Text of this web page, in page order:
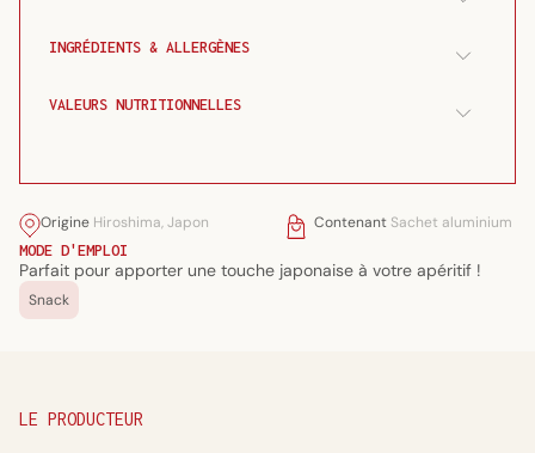
INGRÉDIENTS & ALLERGÈNES
VALEURS NUTRITIONNELLES
Origine Hiroshima, Japon Contenant Sachet aluminium
MODE D'EMPLOI
Parfait pour apporter une touche japonaise à votre apéritif !
Snack
LE PRODUCTEUR